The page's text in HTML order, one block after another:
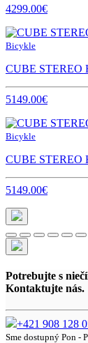
4299.00€
Bicykle
CUBE STEREO
5149.00€
Bicykle
CUBE STEREO
5149.00€
Potrebujte s
Kontaktujte nás.
+421 908 128
Sme dostupný Pon -